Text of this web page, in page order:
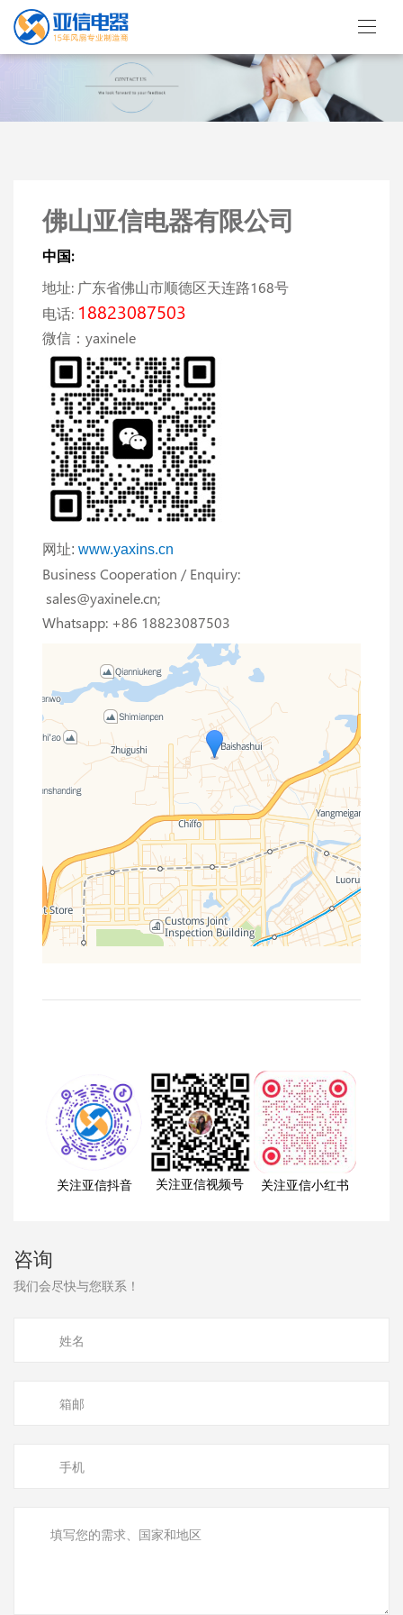
佛山亚信电器有限公司
中国:
地址: 广东省佛山市顺德区天连路168号
电话: 18823087503
微信：yaxinele
网址: www.yaxins.cn
Business Cooperation / Enquiry:
sales@yaxinele.cn;
Whatsapp: +86 18823087503
- GS(2021)6375号
关注亚信抖音 关注亚信视频号 关注亚信小红书
咨询
我们会尽快与您联系！